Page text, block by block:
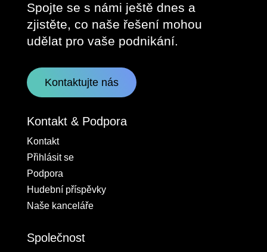
Spojte se s námi ještě dnes a
zjistěte, co naše řešení mohou
udělat pro vaše podnikání.
Kontaktujte nás
Kontakt & Podpora
Kontakt
Přihlásit se
Podpora
Hudební příspěvky
Naše kanceláře
Společnost